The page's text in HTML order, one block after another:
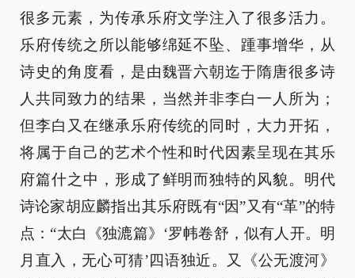
很多元素，为传承乐府文学注入了很多活力。
乐府传统之所以能够绵延不坠、踵事增华，从
诗史的角度看，是由魏晋六朝迄于隋唐很多诗
人共同致力的结果，当然并非李白一人所为；
但李白又在继承乐府传统的同时，大力开拓，
将属于自己的艺术个性和时代因素呈现在其乐
府篇什之中，形成了鲜明而独特的风貌。明代
诗论家胡应麟指出其乐府既有“因”又有“革”的特
点：“太白《独漉篇》‘罗帏卷舒，似有人开。明
月直入，无心可猜’四语独近。又《公无渡河》